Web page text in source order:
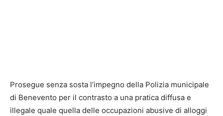
Prosegue senza sosta l’impegno della Polizia municipale
di Benevento per il contrasto a una pratica diffusa e
illegale quale quella delle occupazioni abusive di alloggi